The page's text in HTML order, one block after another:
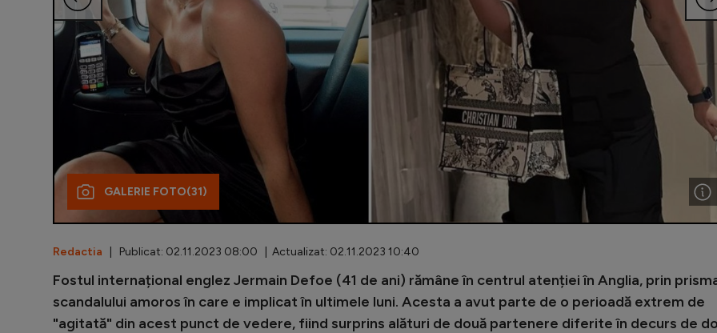
GALERIE FOTO(31)
Redactia | Publicat: 02.11.2023 08:00 | Actualizat: 02.11.2023 10:40
Fostul internațional englez Jermain Defoe (41 de ani) rămâne în centrul atenției în Anglia, prin
scandalului amoros în care e implicat în ultimele luni. Acesta a avut parte de o perioadă extrem de
"agitată" din acest punct de vedere, fiind surprins alături de două partenere diferite în decurs de